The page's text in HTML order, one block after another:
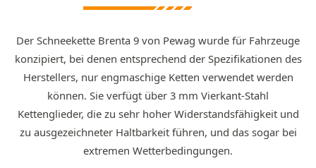
Der Schneekette Brenta 9 von Pewag wurde für Fahrzeuge
konzipiert, bei denen entsprechend der Spezifikationen des
Herstellers, nur engmaschige Ketten verwendet werden
können. Sie verfügt über 3 mm Vierkant-Stahl
Kettenglieder, die zu sehr hoher Widerstandsfähigkeit und
zu ausgezeichneter Haltbarkeit führen, und das sogar bei
extremen Wetterbedingungen.